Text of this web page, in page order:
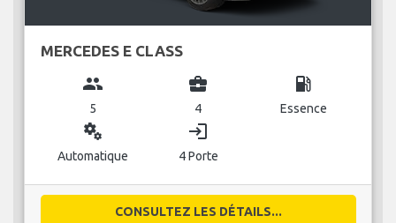
MERCEDES E CLASS
group
5
business_center
4
local_gas_station
Essence
miscellaneous_services
Automatique
login
4 Porte
CONSULTEZ LES DÉTAILS...